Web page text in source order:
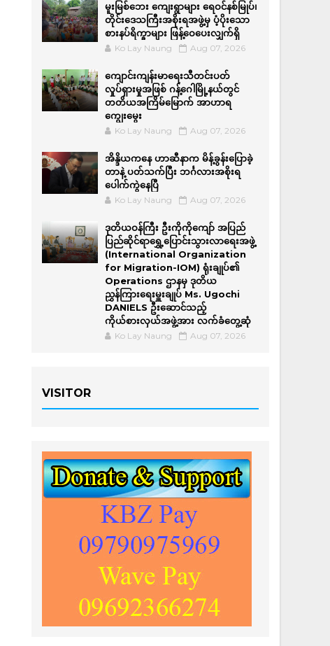
မူးမြစ်ဘေး ကျေးရွာများ ရေဝင်နစ်မြုပ်၊
တိုင်းဒေသကြီးအစိုးရအဖွဲ့မှ ပံ့ပိုးသော
စားနပ်ရိက္ခာများ ဖြန့်ဝေပေးလျှက်ရှိ
Ko Lay Naung Aug 07, 2026
ကျောင်းကျန်းမာရေးသီတင်းပတ်
လှုပ်ရှားမှုအဖြစ် ဂန့်ဂေါမြို့နယ်တွင်
တတိယအကြိမ်မြောက် အာဟာရ
ကျွေးမွေး
Ko Lay Naung Aug 07, 2026
အိန္ဒိယကနေ ဟာဆီနာက မိန့်ခွန်းပြောခဲ့
တာနဲ့ ပတ်သက်ပြီး ဘင်္ဂလားအစိုးရ
ပေါက်ကွဲနေပြီ
Ko Lay Naung Aug 07, 2026
ဒုတိယဝန်ကြီး ဦးကိုကိုကျော် အပြည်
ပြည်ဆိုင်ရာရွှေ့ပြောင်းသွားလာရေးအဖွဲ့
(International Organization
for Migration-IOM) ရုံးချုပ်၏
Operations ဌာနမှ ဒုတိယ
ညွှန်ကြားရေးမှူးချုပ် Ms. Ugochi
DANIELS ဦးဆောင်သည့်
ကိုယ်စားလှယ်အဖွဲ့အား လက်ခံတွေ့ဆုံ
Ko Lay Naung Aug 07, 2026
VISITOR